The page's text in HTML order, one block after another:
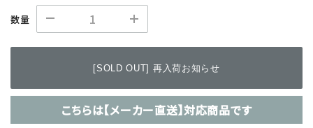
数量
[SOLD OUT] 再入荷お知らせ
こちらは【メーカー直送】対応商品です